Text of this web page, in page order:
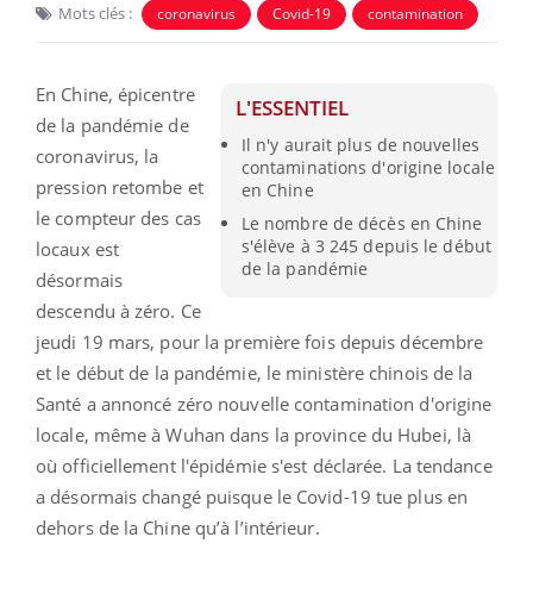
Mots clés : coronavirus Covid-19 contamination
L'ESSENTIEL
Il n'y aurait plus de nouvelles
contaminations d'origine locale
en Chine
Le nombre de décès en Chine
s'élève à 3 245 depuis le début
de la pandémie
En Chine, épicentre
de la pandémie de
coronavirus, la
pression retombe et
le compteur des cas
locaux est
désormais
descendu à zéro. Ce
jeudi 19 mars, pour la première fois depuis décembre
et le début de la pandémie, le ministère chinois de la
Santé a annoncé zéro nouvelle contamination d'origine
locale, même à Wuhan dans la province du Hubei, là
où officiellement l'épidémie s'est déclarée. La tendance
a désormais changé puisque le Covid-19 tue plus en
dehors de la Chine qu’à l’intérieur.